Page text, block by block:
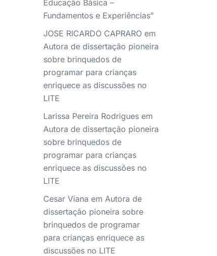
Educação Básica –
Fundamentos e Experiências”
JOSE RICARDO CAPRAROem
Autora de dissertação pioneira
sobre brinquedos de
programar para crianças
enriquece as discussões no
LITE
Larissa Pereira Rodriguesem
Autora de dissertação pioneira
sobre brinquedos de
programar para crianças
enriquece as discussões no
LITE
Cesar Viana em Autora de
dissertação pioneira sobre
brinquedos de programar
para crianças enriquece as
discussões no LITE